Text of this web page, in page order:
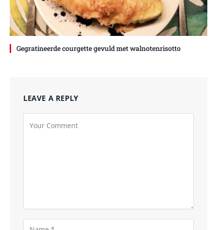
Gegratineerde courgette gevuld met walnotenrisotto
LEAVE A REPLY